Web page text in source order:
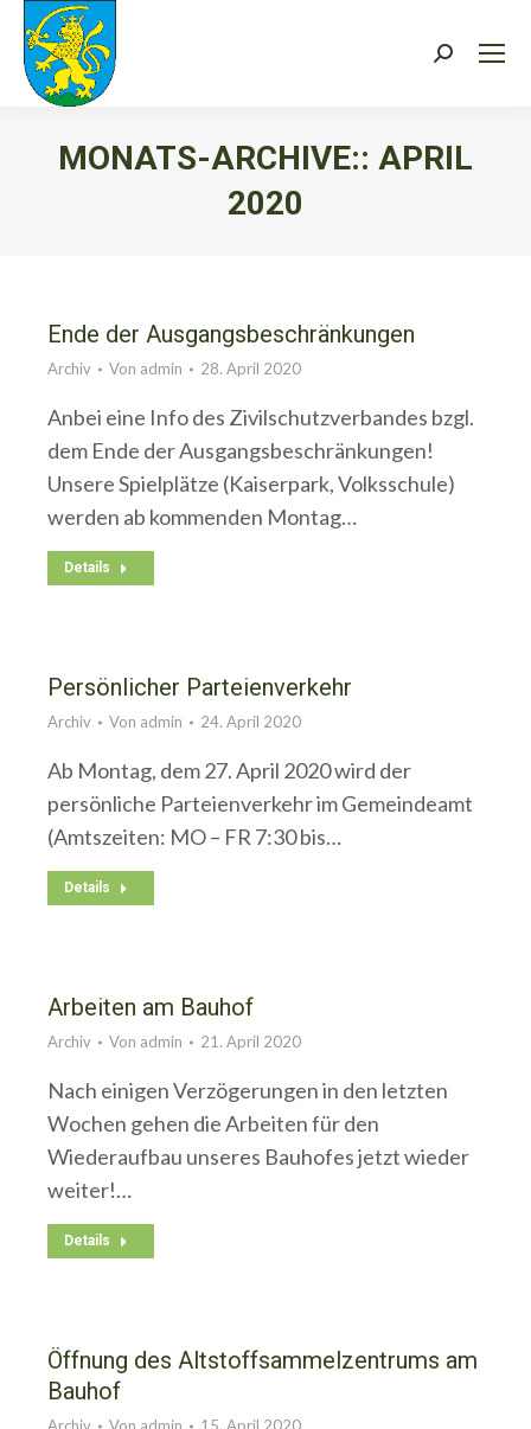
Search:
MONATS-ARCHIVE:: APRIL
2020
Ende der Ausgangsbeschränkungen
Archiv Von admin 28. April 2020
Anbei eine Info des Zivilschutzverbandes bzgl.
dem Ende der Ausgangsbeschränkungen!
Unsere Spielplätze (Kaiserpark, Volksschule)
werden ab kommenden Montag…
Details
Persönlicher Parteienverkehr
Archiv Von admin 24. April 2020
Ab Montag, dem 27. April 2020 wird der
persönliche Parteienverkehr im Gemeindeamt
(Amtszeiten: MO – FR 7:30 bis…
Details
Arbeiten am Bauhof
Archiv Von admin 21. April 2020
Nach einigen Verzögerungen in den letzten
Wochen gehen die Arbeiten für den
Wiederaufbau unseres Bauhofes jetzt wieder
weiter!…
Details
Öffnung des Altstoffsammelzentrums am
Bauhof